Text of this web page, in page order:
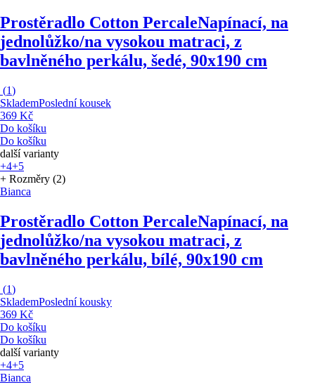
Prostěradlo Cotton PercaleNapínací, na
jednolůžko/na vysokou matraci, z
bavlněného perkálu, šedé, 90x190 cm
(1)
SklademPoslední kousek
369 Kč
Do košíku
Do košíku
další varianty
+4+5
+ Rozměry (2)
Bianca
Prostěradlo Cotton PercaleNapínací, na
jednolůžko/na vysokou matraci, z
bavlněného perkálu, bílé, 90x190 cm
(1)
SklademPoslední kousky
369 Kč
Do košíku
Do košíku
další varianty
+4+5
Bianca